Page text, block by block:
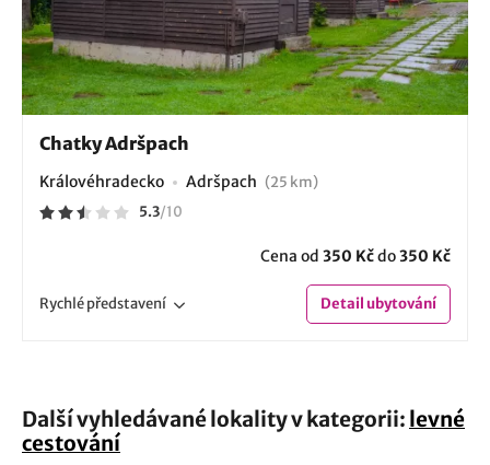
Chatky Adršpach
Královéhradecko Adršpach (25 km)
5.3/10
Cena od 350 Kčdo350 Kč
Rychlépředstavení Detailubytování
Další vyhledávané lokality v kategorii: levné
cestování